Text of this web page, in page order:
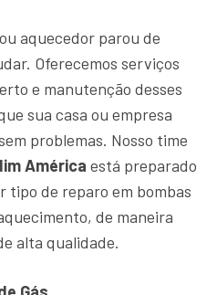
aquecedor parou de
Oferecemos serviços
e manutenção desses
sua casa ou empresa
problemas. Nosso time
América está preparado
tipo de reparo em bombas
de maneira
alta qualidade.